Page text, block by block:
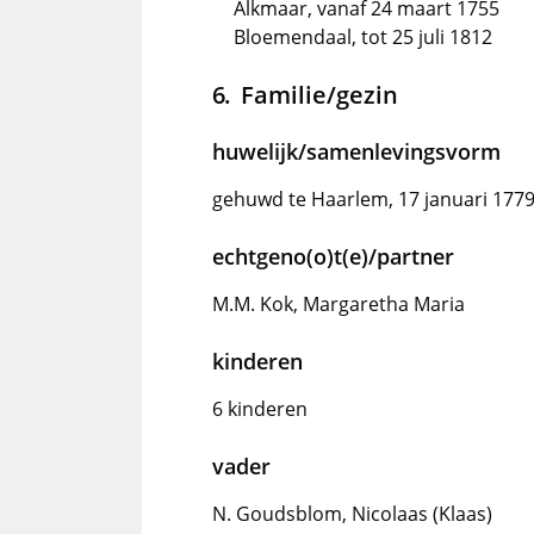
Alkmaar, vanaf 24 maart 1755
Bloemendaal, tot 25 juli 1812
Familie/gezin
huwelijk/samenlevingsvorm
gehuwd te Haarlem, 17 januari 1779
echtgeno(o)t(e)/partner
M.M. Kok, Margaretha Maria
kinderen
6 kinderen
vader
N. Goudsblom, Nicolaas (Klaas)